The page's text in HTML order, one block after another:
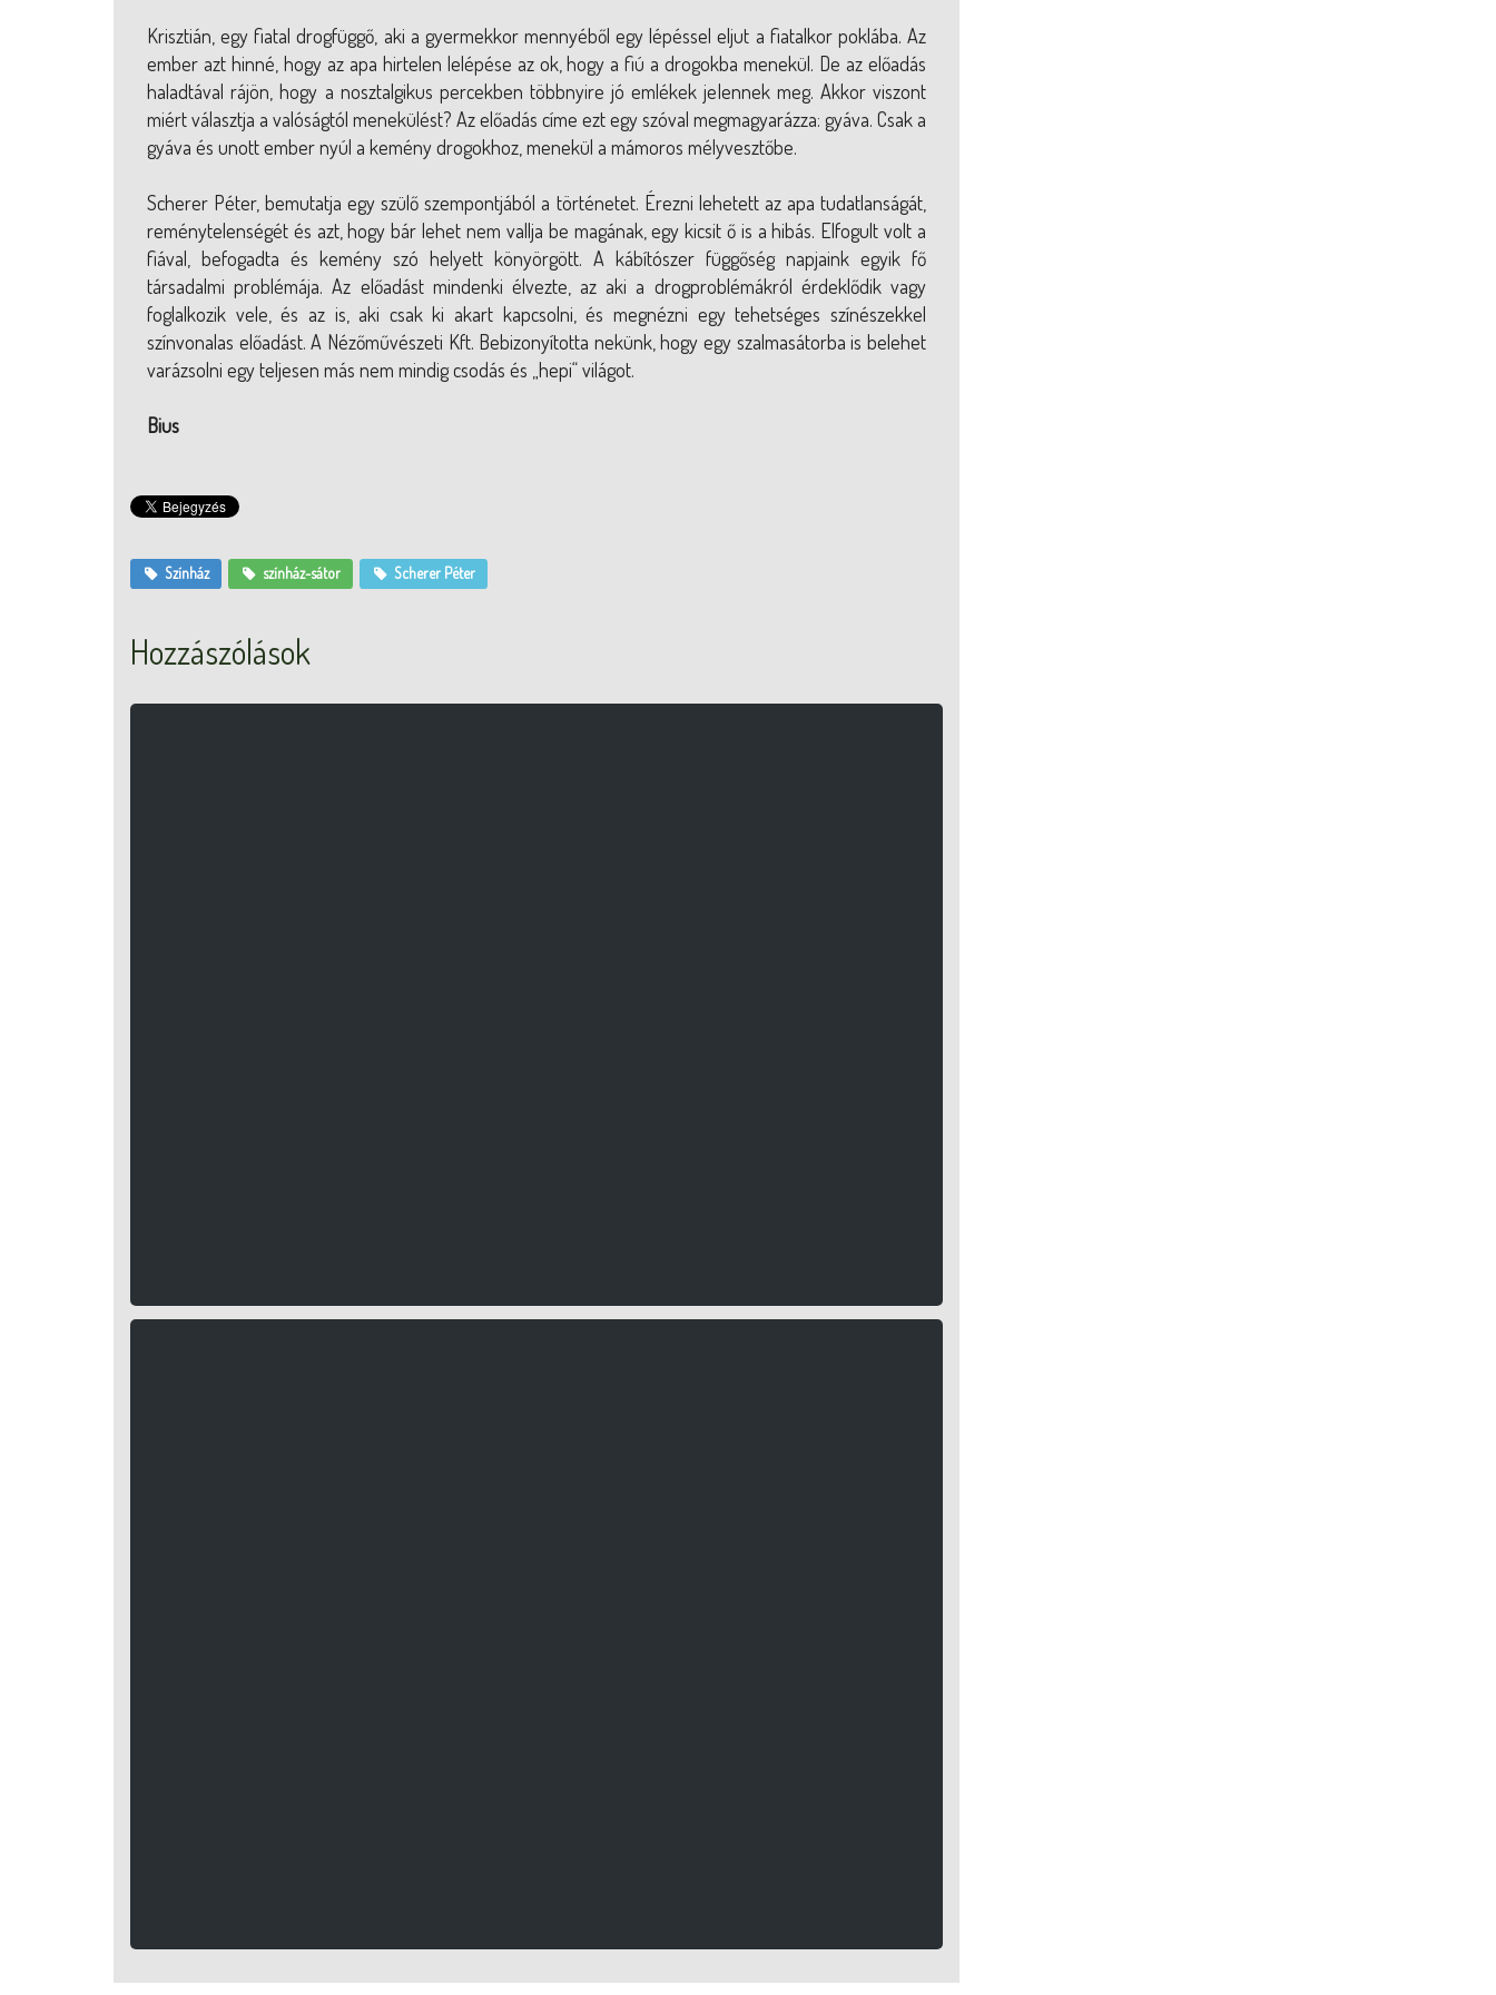
Krisztián, egy fiatal drogfüggő, aki a gyermekkor mennyéből egy lépéssel eljut a fiatalkor poklába. Az
ember azt hinné, hogy az apa hirtelen lelépése az ok, hogy a fiú a drogokba menekül. De az előadás
haladtával rájön, hogy a nosztalgikus percekben többnyire jó emlékek jelennek meg. Akkor viszont
miért választja a valóságtól menekülést? Az előadás címe ezt egy szóval megmagyarázza: gyáva. Csak a
gyáva és unott ember nyúl a kemény drogokhoz, menekül a mámoros mélyvesztőbe.
Scherer Péter, bemutatja egy szülő szempontjából a történetet. Érezni lehetett az apa tudatlanságát,
reménytelenségét és azt, hogy bár lehet nem vallja be magának, egy kicsit ő is a hibás. Elfogult volt a
fiával, befogadta és kemény szó helyett könyörgött. A kábítószer függőség napjaink egyik fő
társadalmi problémája. Az előadást mindenki élvezte, az aki a drogproblémákról érdeklődik vagy
foglalkozik vele, és az is, aki csak ki akart kapcsolni, és megnézni egy tehetséges színészekkel
színvonalas előadást. A Nézőművészeti Kft. Bebizonyította nekünk, hogy egy szalmasátorba is belehet
varázsolni egy teljesen más nem mindig csodás és „hepi“ világot.
Bius
Színház színház-sátor Scherer Péter
Hozzászólások